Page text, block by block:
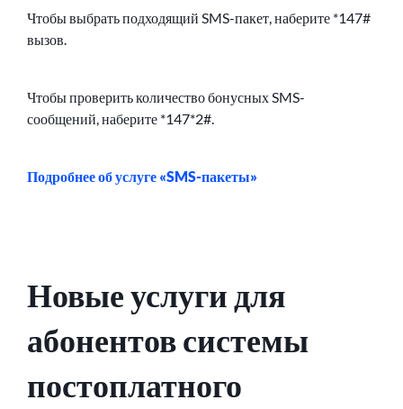
Чтобы выбрать подходящий SMS-пакет, наберите *147#
вызов.
Чтобы проверить количество бонусных SMS-
сообщений, наберите *147*2#.
Подробнее об услуге «SMS-пакеты»
Новые услуги для
абонентов системы
постоплатного